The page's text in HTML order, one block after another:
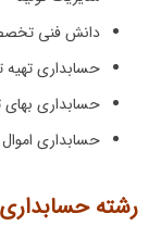
دانش فنی
حسابداری تهیه
حسابداری بهای
حسابداری اموال
رشته حسابداری